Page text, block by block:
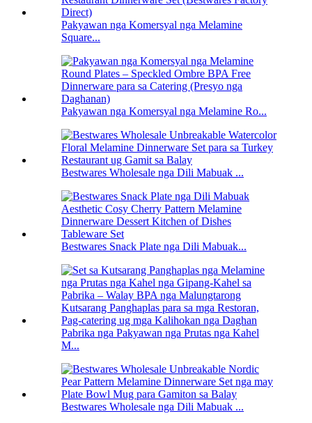
Pakyawan nga Komersyal nga Melamine
Square...
Pakyawan nga Komersyal nga Melamine Ro...
Bestwares Wholesale nga Dili Mabuak ...
Bestwares Snack Plate nga Dili Mabuak...
Pabrika nga Pakyawan nga Prutas nga Kahel
M...
Bestwares Wholesale nga Dili Mabuak ...